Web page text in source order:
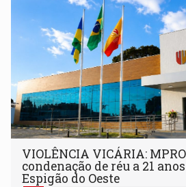
VIOLÊNCIA VICÁRIA:
condenação de réu a 21
Espigão do Oeste